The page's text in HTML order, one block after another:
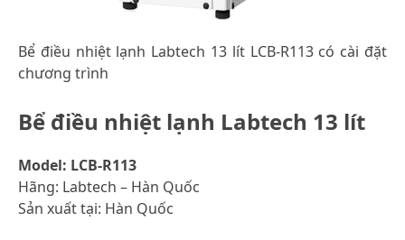
Bể điều nhiệt lạnh Labtech 13 lít LCB-R113 có cài đặt
chương trình
Bể điều nhiệt lạnh Labtech 13 lít
Model: LCB-R113
Hãng: Labtech – Hàn Quốc
Sản xuất tại: Hàn Quốc